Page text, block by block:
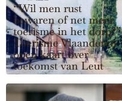
“Wil men rust
bewaren of net meer
toerisme in het dorp?”
Toerisme Vlaanderen
open kaart over
toekomst van Leut